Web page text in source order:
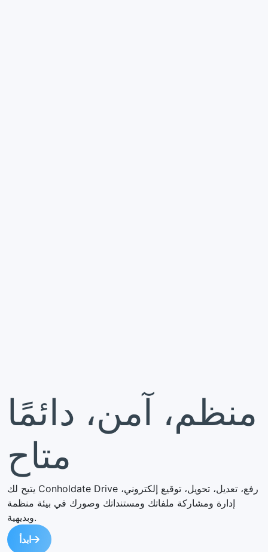
منظم، آمن، دائمًا
متاح
يتيح لك Conholdate Drive رفع، تعديل، تحويل، توقيع إلكتروني،
إدارة ومشاركة ملفاتك ومستنداتك وصورك في بيئة منظمة
وبديهية.
ابدأ